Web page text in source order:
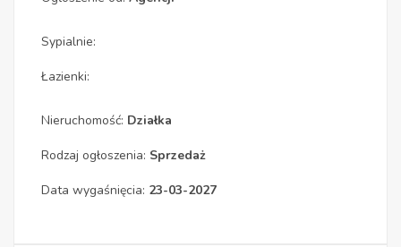
Sypialnie:
Łazienki:
Nieruchomość: Działka
Rodzaj ogłoszenia: Sprzedaż
Data wygaśnięcia: 23-03-2027